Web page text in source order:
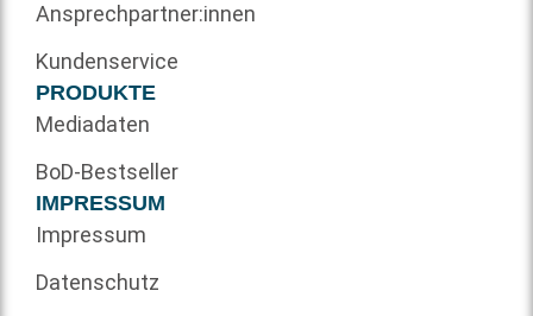
Ansprechpartner:innen
Kundenservice
PRODUKTE
Mediadaten
BoD-Bestseller
IMPRESSUM
Impressum
Datenschutz